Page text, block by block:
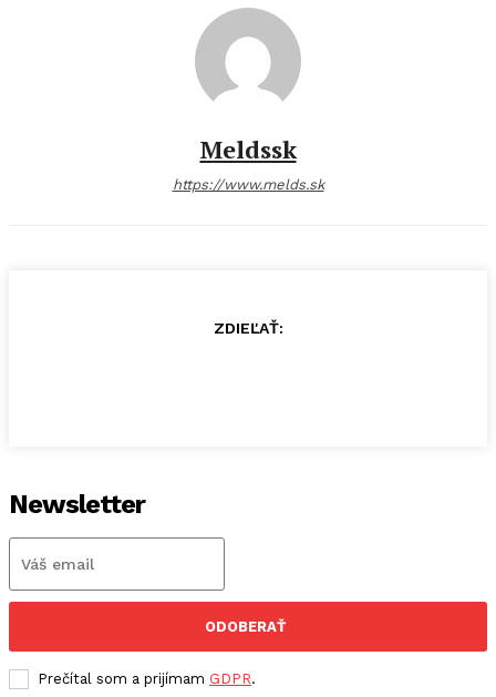
Meldssk
https://www.melds.sk
ZDIEĽAŤ:
Newsletter
ODOBERAŤ
Prečítal som a prijímam GDPR.